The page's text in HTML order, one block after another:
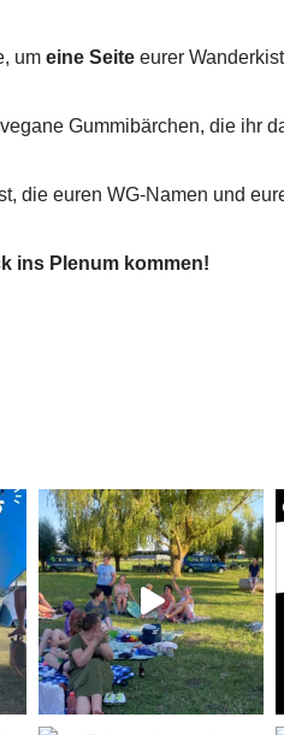
um eine Seiteeurer
Gummibärchen, die ihr
die euren WG-Namen und
ins Plenum kommen!